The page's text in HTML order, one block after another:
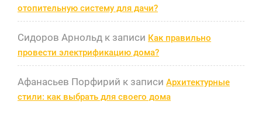
отопительную систему для дачи?
Сидоров Арнольд к записи Как правильно
провести электрификацию дома?
Афанасьев Порфирий к записи Архитектурные
стили: как выбрать для своего дома